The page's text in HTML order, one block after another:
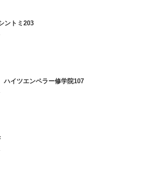
ントミ203
イツエンペラー修学院107